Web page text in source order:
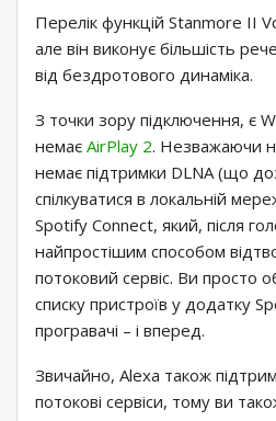
Перелік функцій Stanmore II
але він виконує більшість
від бездротового динаміка.
З точки зору підключення, є
немає AirPlay 2. Незважаючи
немає підтримки DLNA (що
спілкуватися в локальній
Spotify Connect, який, після
найпростішим способом
потоковий сервіс. Ви просто
списку пристроїв у додатку
програвачі – і вперед.
Звичайно, Alexa також
потокові сервіси, тому ви